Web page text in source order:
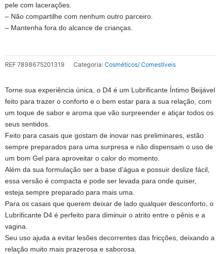
pele com lacerações.
– Não compartilhe com nenhum outro parceiro.
– Mantenha fora do alcance de crianças.
REF 7898675201319 Categoria: Cosméticos/ Comestíveis
Torne sua experiência única, o D4 é um Lubrificante Íntimo Beijável
feito para trazer o conforto e o bem estar para a sua relação, com
um toque de sabor e aroma que vão surpreender e atiçar todos os
seus sentidos.
Feito para casais que gostam de inovar nas preliminares, estão
sempre preparados para uma surpresa e não dispensam o uso de
um bom Gel para aproveitar o calor do momento.
Além da sua formulação ser a base d’água e possuir deslize fácil,
essa versão é compacta e pode ser levada para onde quiser,
esteja sempre preparado para mais uma.
Para os casais que querem deixar de lado qualquer desconforto, o
Lubrificante D4 é perfeito para diminuir o atrito entre o pênis e a
vagina.
Seu uso ajuda a evitar lesões decorrentes das fricções, deixando a
relação muito mais prazerosa e saborosa.